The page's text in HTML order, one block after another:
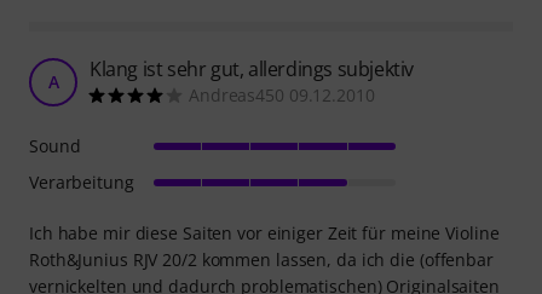
A Klang ist sehr gut, allerdings subjektiv
Andreas450 09.12.2010
Ich habe mir diese Saiten vor einiger Zeit für meine Violine
Roth&Junius RJV 20/2 kommen lassen, da ich die (offenbar
vernickelten und dadurch problematischen) Originalsaiten
Sound
Verarbeitung